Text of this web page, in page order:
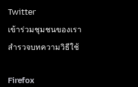
Twitter
เข้าร่วมชุมชนของเรา
สำรวจบทความวิธีใช้
Firefox